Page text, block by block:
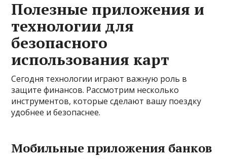
Полезные приложения и
технологии для
безопасного
использования карт
Сегодня технологии играют важную роль в
защите финансов. Рассмотрим несколько
инструментов, которые сделают вашу поездку
удобнее и безопаснее.
Мобильные приложения банков